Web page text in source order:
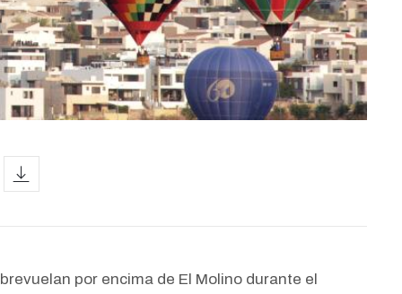
por encima de El Molino durante el